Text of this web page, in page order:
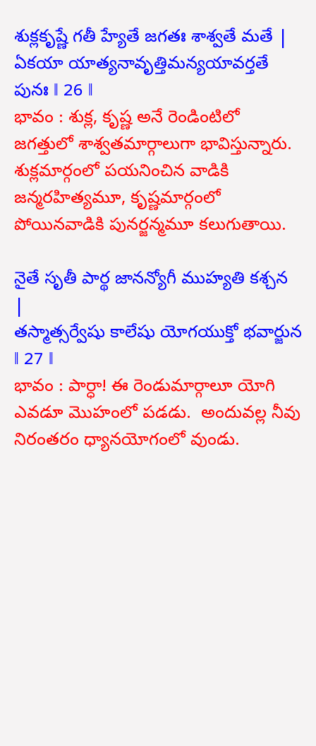
శుక్లకృష్ణే గతీ హ్యేతే జగతః శాశ్వతే మతే |
ఏకయా యాత్యనావృత్తిమన్యయావర్తతే
పునః ‖ 26 ‖
భావం : శుక్ల, కృష్ణ అనే రెండింటిలో
జగత్తులో శాశ్వతమార్గాలుగా భావిస్తున్నారు.
శుక్లమార్గంలో పయనించిన వాడికి
జన్మరహిత్యమూ, కృష్ణమార్గంలో
పోయినవాడికి పునర్జన్మమూ కలుగుతాయి.
నైతే సృతీ పార్థ జానన్యోగీ ముహ్యతి కశ్చన
తస్మాత్సర్వేషు కాలేషు యోగయుక్తో భవార్జున
‖ 27 ‖
భావం : పార్ధా! ఈ రెండుమార్గాలూ యోగి
ఎవడూ మొహంలో పడడు. అందువల్ల నీవు
నిరంతరం ధ్యానయోగంలో వుండు.